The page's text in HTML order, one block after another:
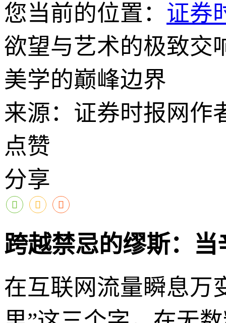
您当前的位置： 证券
欲望与艺术的极致交
美学的巅峰边界
来源：证券时报网作
点赞
分享
跨越禁忌的缪斯：
在互联网流量瞬息万